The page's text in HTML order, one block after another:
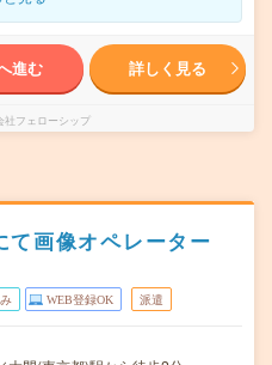
進む 詳しく見る
社フェローシップ
て画像オペレーター
WEB登録OK 派遣